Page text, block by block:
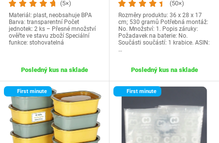
(5×)
Materiál: plast, neobsahuje BPA
Barva: transparentní Počet
jednotek: 2 ks – Přesné množství
ověřte ve stavu zboží Speciální
funkce: stohovatelná
Posledný kus na sklade
(50×)
Rozměry produktu: 36 x 28 x 17
cm; 530 gramů Potřebná montáž:
No. Množství: 1. Popis záruky:
Požadavek na baterie: No.
Součásti součástí: 1 krabice. ASIN:
…
Posledný kus na sklade
First minute First minute